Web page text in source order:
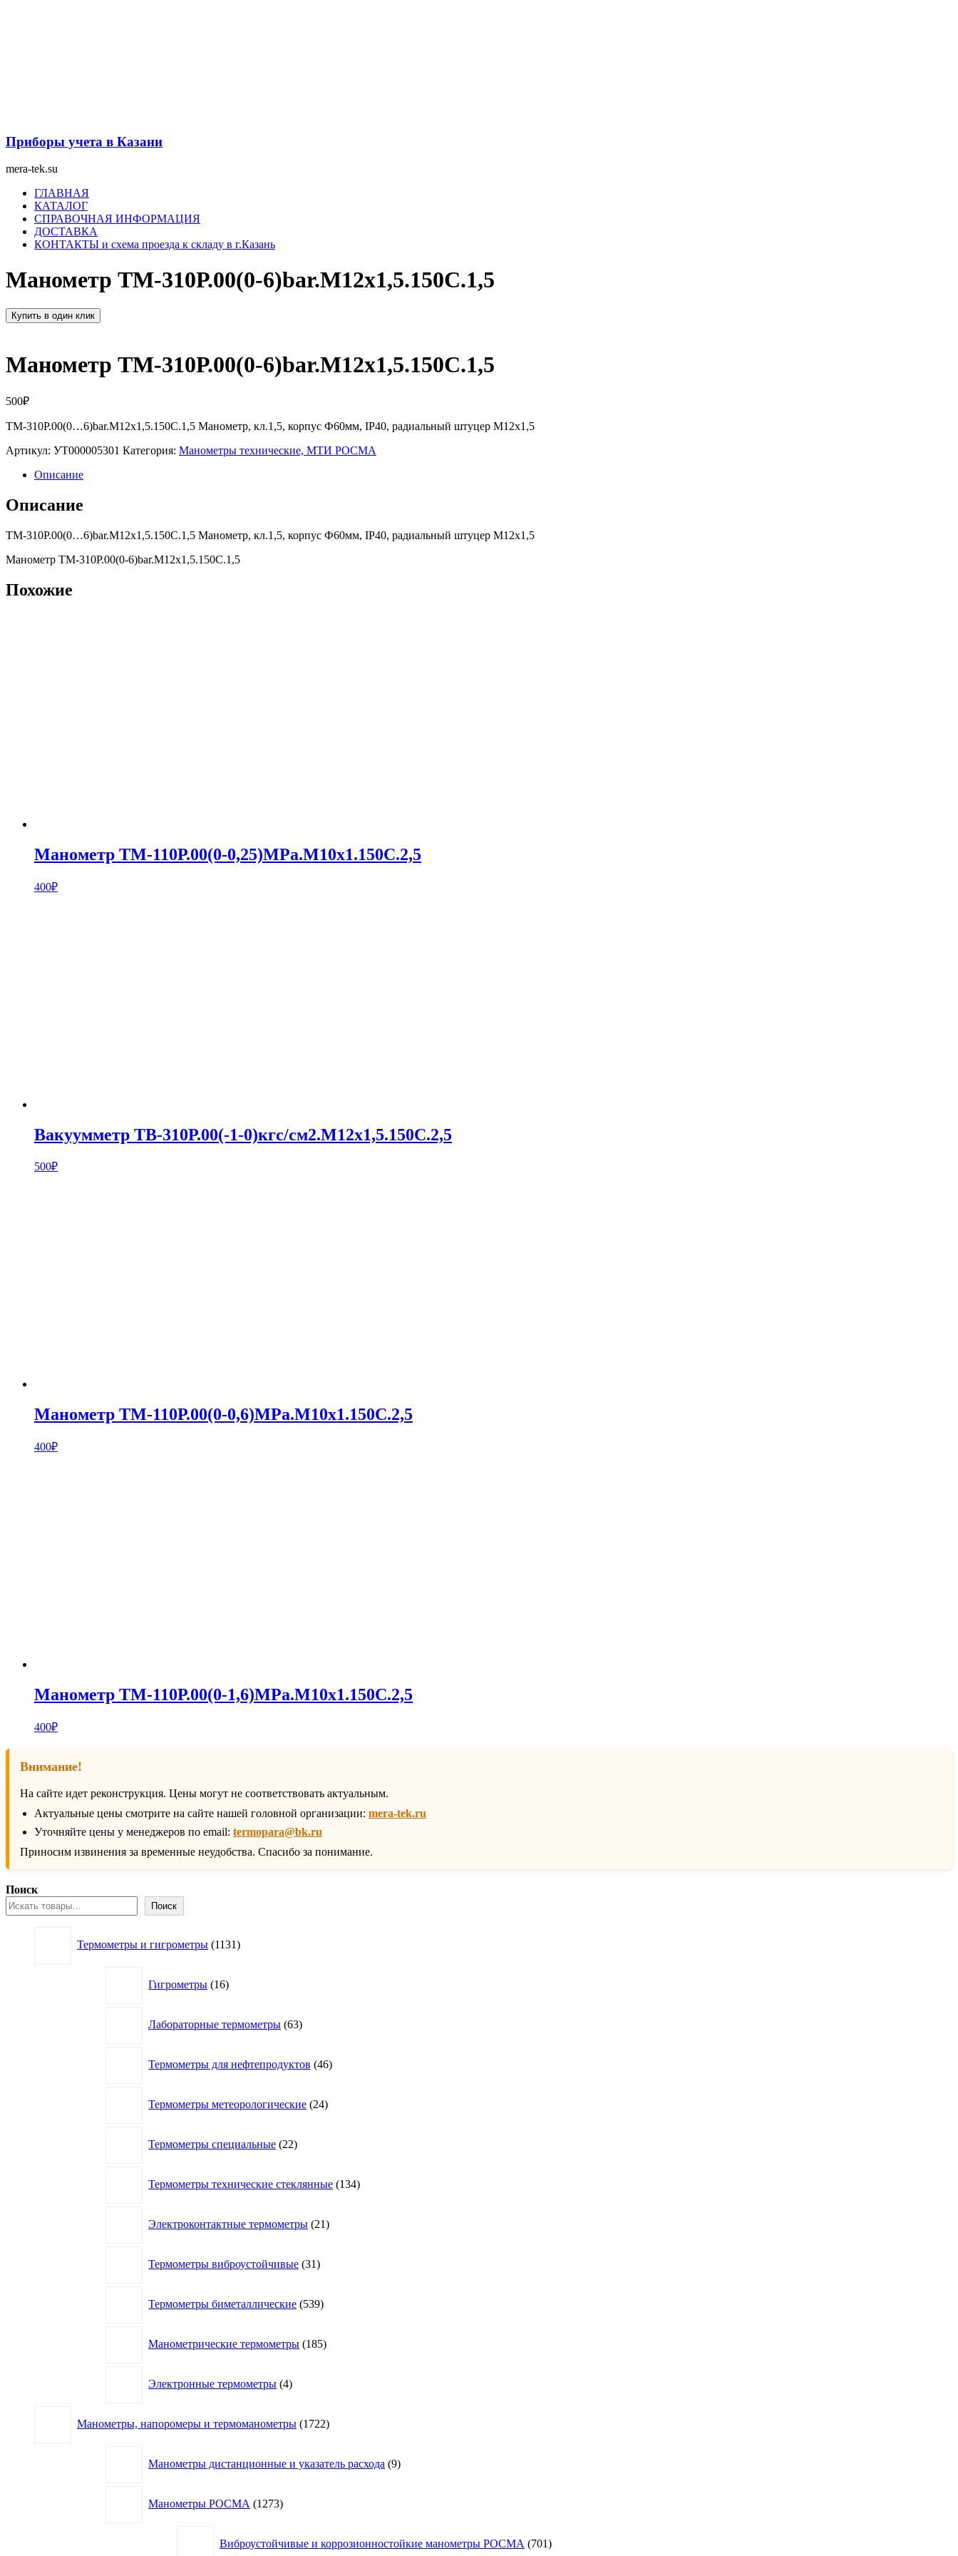
Приборы учета в Казани
mera-tek.su
МенюГЛАВНАЯ
КАТАЛОГ
СПРАВОЧНАЯ ИНФОРМАЦИЯ
ДОСТАВКА
КОНТАКТЫ и схема проезда к складу в г.Казань
Манометр ТМ-310Р.00(0-6)bar.M12х1,5.150С.1,5
Купить в один клик
Манометр ТМ-310Р.00(0-6)bar.M12х1,5.150С.1,5
500₽
ТМ-310Р.00(0…6)bar.M12х1,5.150С.1,5 Манометр, кл.1,5, корпус Ф60мм, IP40, радиальный штуцер М12х1,5
Артикул: УТ000005301 Категория: Манометры технические, МТИ РОСМА
Описание
Описание
ТМ-310Р.00(0…6)bar.M12х1,5.150С.1,5 Манометр, кл.1,5, корпус Ф60мм, IP40, радиальный штуцер М12х1,5
Манометр ТМ-310Р.00(0-6)bar.M12х1,5.150С.1,5
Похожие
Манометр ТМ-110Р.00(0-0,25)MPa.М10х1.150С.2,5
400₽
Вакуумметр ТВ-310Р.00(-1-0)кгс/см2.M12х1,5.150С.2,5
500₽
Манометр ТМ-110Р.00(0-0,6)MPa.М10х1.150С.2,5
400₽
Манометр ТМ-110Р.00(0-1,6)MPa.М10х1.150С.2,5
400₽
Внимание!
На сайте идет реконструкция. Цены могут не соответствовать актуальным.
Актуальные цены смотрите на сайте нашей головной организации: mera-tek.ru
Уточняйте цены у менеджеров по email: termopara@bk.ru
Приносим извинения за временные неудобства. Спасибо за понимание.
Поиск
Поиск
Термометры и гигрометры 1131товар
Гигрометры 16товаров
Лабораторные термометры 63товара
Термометры для нефтепродуктов 46товаров
Термометры метеорологические 24товара
Термометры специальные 22товара
Термометры технические стеклянные 134товара
Электроконтактные термометры 21товар
Термометры виброустойчивые 31товар
Термометры биметаллические 539товаров
Манометрические термометры 185товаров
Электронные термометры 4товара
Манометры, напоромеры и термоманометры 1722товара
Манометры дистанционные и указатель расхода 9товаров
Манометры РОСМА 1273товара
Виброустойчивые и коррозионностойкие манометры РОСМА 701товар